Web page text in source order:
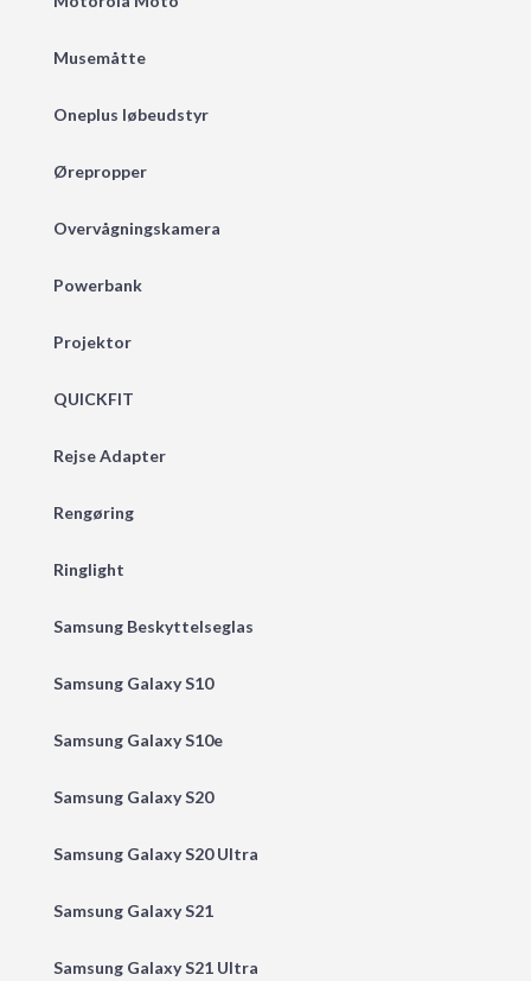
Musemåtte
Oneplus løbeudstyr
Ørepropper
Overvågningskamera
Powerbank
Projektor
QUICKFIT
Rejse Adapter
Rengøring
Ringlight
Samsung Beskyttelseglas
Samsung Galaxy S10
Samsung Galaxy S10e
Samsung Galaxy S20
Samsung Galaxy S20 Ultra
Samsung Galaxy S21
Samsung Galaxy S21 Ultra